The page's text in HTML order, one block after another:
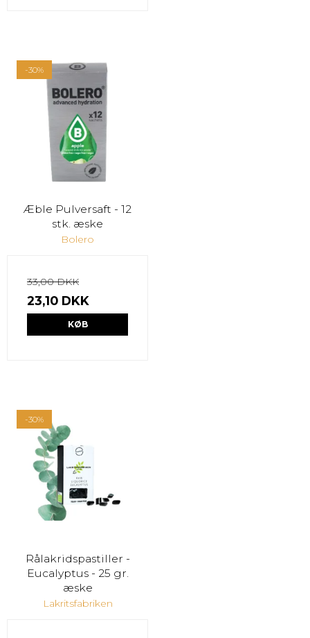
-30%
Æble Pulversaft - 12
stk. æske
Bolero
33,00 DKK
23,10 DKK
KØB
-30%
Rålakridspastiller -
Eucalyptus - 25 gr.
æske
Lakritsfabriken